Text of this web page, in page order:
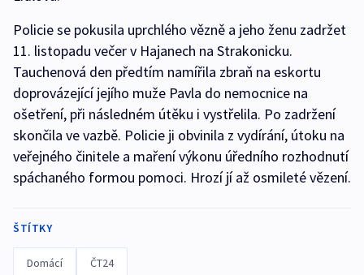
Policie se pokusila uprchlého vězně a jeho ženu zadržet
11. listopadu večer v Hajanech na Strakonicku.
Tauchenová den předtím namířila zbraň na eskortu
doprovázející jejího muže Pavla do nemocnice na
ošetření, při následném útěku i vystřelila. Po zadržení
skončila ve vazbě. Policie ji obvinila z vydírání, útoku na
veřejného činitele a maření výkonu úředního rozhodnutí
spáchaného formou pomoci. Hrozí jí až osmileté vězení.
ŠTÍTKY
Domácí ČT24